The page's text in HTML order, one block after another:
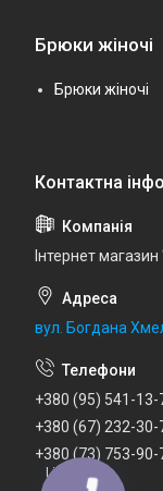
Брюки жіночі
Брюки жіночі
Інтернет
вул. Богдана
+380 (95) 541-13-
+380 (67) 232-30-
+380 (73) 753-90-
Lifecell